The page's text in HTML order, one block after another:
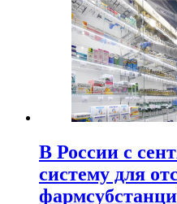
В России с
систему для